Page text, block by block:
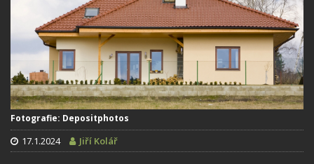
Fotografie: Depositphotos
17.1.2024 Jiří Kolář